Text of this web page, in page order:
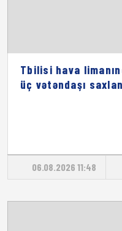
Tbilisi hava
üç vətəndaşı
06.08.2026 11:48